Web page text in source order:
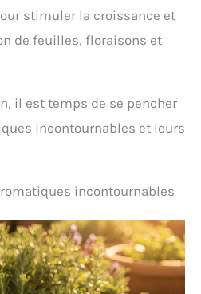
stimuler la croissance et
de feuilles, floraisons et
il est temps de se pencher
incontournables et leurs
incontournables